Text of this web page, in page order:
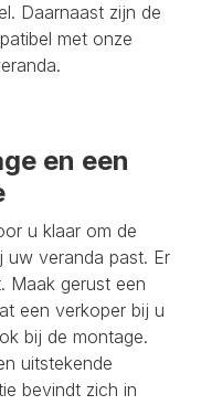
Daarnaast zijn de
met onze
en een
u klaar om de
uw veranda past. Er
Maak gerust een
een verkoper bij u
bij de montage.
uitstekende
bevindt zich in